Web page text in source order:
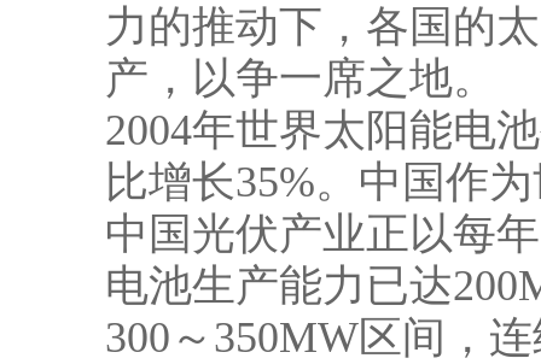
力的推动下，各国的
产，以争一席之地。
2004年世界太阳能电
比增长35%。中国作
中国光伏产业正以每
电池生产能力已达
300～350MW区间，